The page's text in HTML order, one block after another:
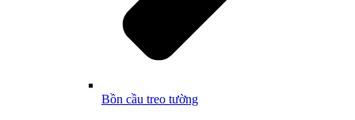
Bồn cầu treo tường